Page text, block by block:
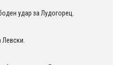
удар за Лудогорец.
Левски.